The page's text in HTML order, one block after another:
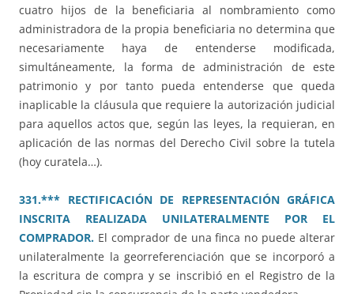
cuatro hijos de la beneficiaria al nombramiento como
administradora de la propia beneficiaria no determina que
necesariamente haya de entenderse modificada,
simultáneamente, la forma de administración de este
patrimonio y por tanto pueda entenderse que queda
inaplicable la cláusula que requiere la autorización judicial
para aquellos actos que, según las leyes, la requieran, en
aplicación de las normas del Derecho Civil sobre la tutela
(hoy curatela…).
331.*** RECTIFICACIÓN DE REPRESENTACIÓN GRÁFICA
INSCRITA REALIZADA UNILATERALMENTE POR EL
COMPRADOR. El comprador de una finca no puede alterar
unilateralmente la georreferenciación que se incorporó a
la escritura de compra y se inscribió en el Registro de la